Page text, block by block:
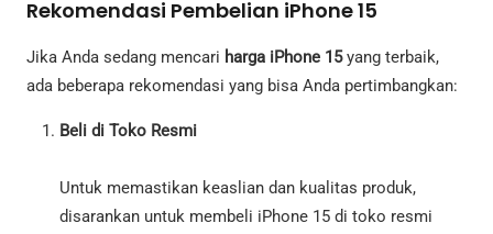
Rekomendasi Pembelian iPhone 15
Jika Anda sedang mencari harga iPhone 15yang terbaik,
ada beberapa rekomendasi yang bisa Anda pertimbangkan:
Beli di Toko Resmi
Untuk memastikan keaslian dan kualitas produk,
disarankan untuk membeli iPhone 15 di toko resmi